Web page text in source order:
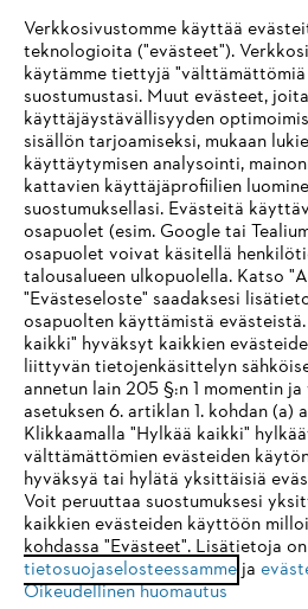
IHR BROWSER WIRD
UNTERSTÜTZT
Sie nutzen einen Browser, den wir
eine optimale Nutzung unserer Seite
einem der folgenden Browser zu
Verkkosivustomme käyttää
teknologioita ("evästeet").
käytämme tiettyjä
suostumustasi. Muut evästeet,
käyttäjäystävällisyyden
sisällön tarjoamiseksi, mukaan
käyttäytymisen analysointi,
kattavien käyttäjäprofiilien
suostumuksellasi. Evästeitä
osapuolet (esim. Google tai
osapuolet voivat käsitellä
talousalueen ulkopuolella. Katso
"Evästeseloste" saadaksesi
osapuolten käyttämistä
kaikki" hyväksyt kaikkien
liittyvän tietojenkäsittelyn
annetun lain 205 §:n 1 momentin
asetuksen 6. artiklan 1. kohdan (a)
Klikkaamalla "Hylkää kaikki"
välttämättömien evästeiden
hyväksyä tai hylätä yksittäisiä
Voit peruuttaa suostumuksesi
kaikkien evästeiden käyttöön
kohdassa "Evästeet". Lisätietoja on
tietosuojaselosteessammeja
Oikeudellinen huomautus